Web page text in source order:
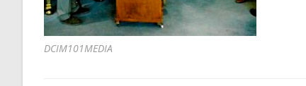
DCIM101MEDIA